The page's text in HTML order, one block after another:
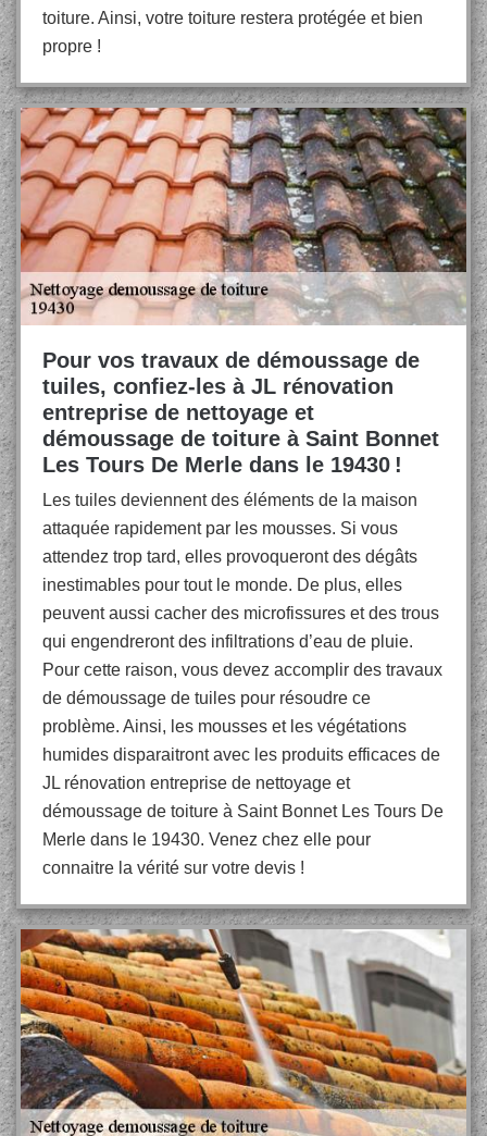
toiture. Ainsi, votre toiture restera protégée et bien
propre !
Pour vos travaux de démoussage de
tuiles, confiez-les à JL rénovation
entreprise de nettoyage et
démoussage de toiture à Saint Bonnet
Les Tours De Merle dans le 19430 !
Les tuiles deviennent des éléments de la maison
attaquée rapidement par les mousses. Si vous
attendez trop tard, elles provoqueront des dégâts
inestimables pour tout le monde. De plus, elles
peuvent aussi cacher des microfissures et des trous
qui engendreront des infiltrations d’eau de pluie.
Pour cette raison, vous devez accomplir des travaux
de démoussage de tuiles pour résoudre ce
problème. Ainsi, les mousses et les végétations
humides disparaitront avec les produits efficaces de
JL rénovation entreprise de nettoyage et
démoussage de toiture à Saint Bonnet Les Tours De
Merle dans le 19430. Venez chez elle pour
connaitre la vérité sur votre devis !